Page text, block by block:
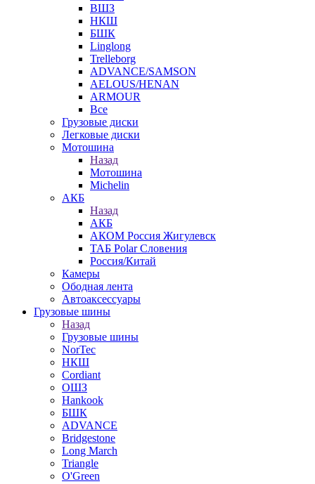
ВШЗ
НКШ
БШК
Linglong
Trelleborg
ADVANCE/SAMSON
AELOUS/HENAN
ARMOUR
Все
Грузовые диски
Легковые диски
Мотошина
Назад
Мотошина
Michelin
АКБ
Назад
АКБ
АКОМ Россия Жигулевск
ТАБ Polar Словения
Россия/Китай
Камеры
Ободная лента
Автоаксессуары
Грузовые шины
Назад
Грузовые шины
NorTec
НКШ
Cordiant
ОШЗ
Hankook
БШК
ADVANCE
Bridgestone
Long March
Triangle
O'Green